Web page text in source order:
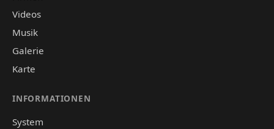
Videos
Musik
Galerie
Karte
INFORMATIONEN
System